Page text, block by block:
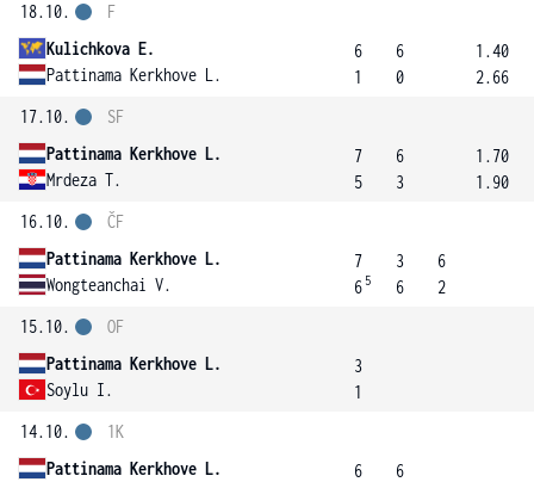
18.10.
Kulichkova E.
Pattinama Kerkhove L.
F
6
1
6
0
1.40
2.66
17.10.
Pattinama Kerkhove L.
Mrdeza T.
SF
7
5
6
3
1.70
1.90
16.10.
Pattinama Kerkhove L.
Wongteanchai V.
ČF
7
6 5
3
6
6
2
15.10.
Pattinama Kerkhove L.
Soylu I.
OF
3
1
14.10.
Pattinama Kerkhove L.
1K
6
6